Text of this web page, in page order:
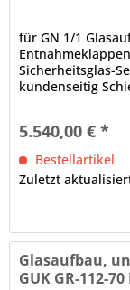
für GN 1/1
Sicherheitsglas-
kundenseitig
Leuchtmittel für
elektrische...
5.540,00 € *
Bestellartikel
Zuletzt
Glasaufbau,
GUK GR-112-70